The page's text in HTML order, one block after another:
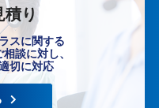
相談
り
スに関する
談に対し、
切に対応